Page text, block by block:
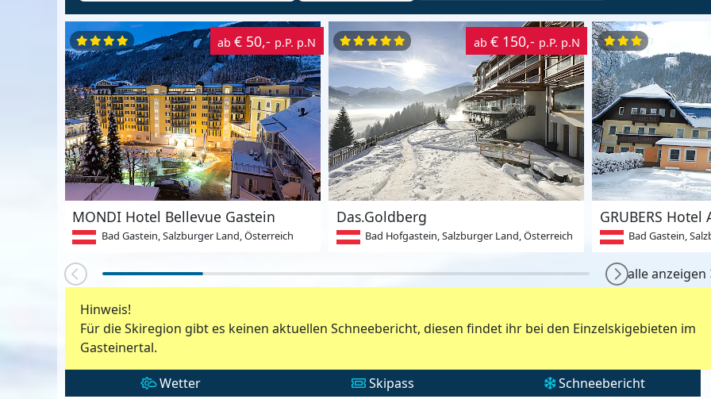
ab€ 50,- p.P. p.N
MONDI Hotel Bellevue Gastein
Bad Gastein, Salzburger Land, Österreich
ab € 150,- p.P. p.N
Das.Goldberg
Bad Hofgastein, Salzburger Land, Österreich
GRUBERS Hotel
Bad Gastein,
alle anzeigen
Hinweis!
Für die Skiregion gibt es keinen aktuellen Schneebericht, diesen findet ihr bei den Einzelskigebieten im
Gasteinertal.
Wetter Skipass Schneebericht